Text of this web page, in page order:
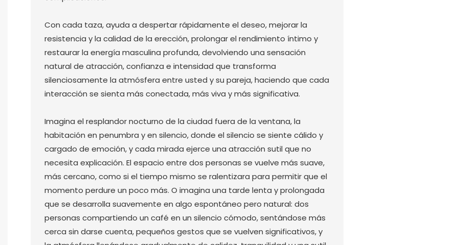
Con cada taza, ayuda a despertar rápidamente el deseo, mejorar la
resistencia y la calidad de la erección, prolongar el rendimiento íntimo y
restaurar la energía masculina profunda, devolviendo una sensación
natural de atracción, confianza e intensidad que transforma
silenciosamente la atmósfera entre usted y su pareja, haciendo que cada
interacción se sienta más conectada, más viva y más significativa.
Imagina el resplandor nocturno de la ciudad fuera de la ventana, la
habitación en penumbra y en silencio, donde el silencio se siente cálido y
cargado de emoción, y cada mirada ejerce una atracción sutil que no
necesita explicación. El espacio entre dos personas se vuelve más suave,
más cercano, como si el tiempo mismo se ralentizara para permitir que el
momento perdure un poco más. O imagina una tarde lenta y prolongada
que se desarrolla suavemente en algo espontáneo pero natural: dos
personas compartiendo un café en un silencio cómodo, sentándose más
cerca sin darse cuenta, pequeños gestos que se vuelven significativos, y